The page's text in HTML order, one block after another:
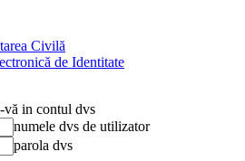
Civilă
de Identitate
in contul dvs
numele dvs de utilizator
parola dvs